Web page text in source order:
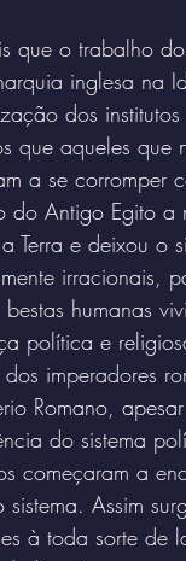
que o trabalho
inglesa na
dos
que aqueles que
a se corromper
do Antigo Egito a
Terra e deixou o
irracionais,
bestas humanas
política e
dos imperadores
Romano,
do sistema
começaram a
sistema. Assim
à toda sorte de